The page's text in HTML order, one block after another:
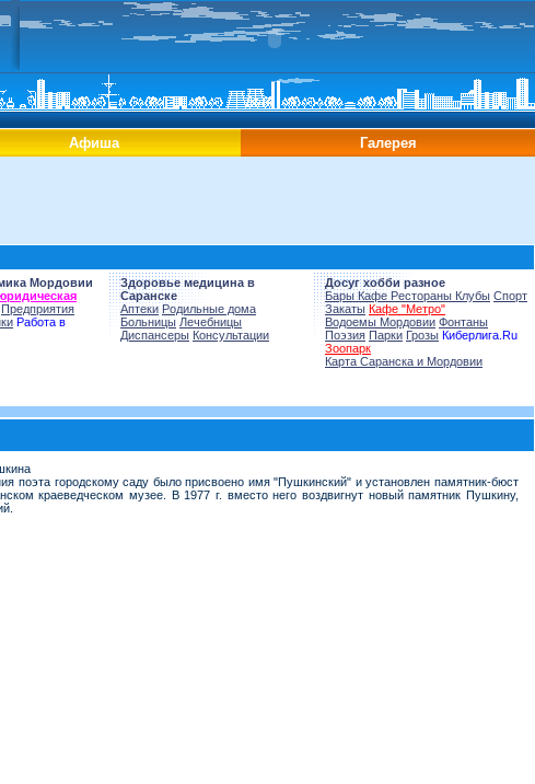
Афиша Галерея
Мордовии
Предприятия
Работа в
Здоровье медицина в
Саранске
Аптеки Родильные дома
Больницы Лечебницы
Диспансеры Консультации
Досуг хобби разное
Бары Кафе Рестораны Клубы Спорт
Закаты Кафе "Метро"
Водоемы Мордовии Фонтаны
Поэзия Парки Грозы Киберлига.Ru
Зоопарк
Карта Саранска и Мордовии
поэта городскому саду было присвоено имя "Пушкинский" и установлен памятник-бюст
краеведческом музее. В 1977 г. вместо него воздвигнут новый памятник Пушкину,